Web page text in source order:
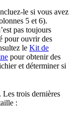
le si vous avez
5 et 6).
pas toujours
pour ouvrir des
le Kit de
pour obtenir des
et déterminer si
Les trois dernières
: